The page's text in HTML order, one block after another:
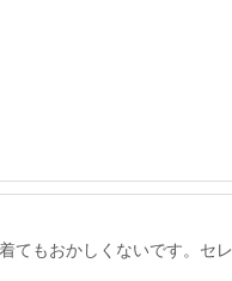
てもおかしくないです。セ